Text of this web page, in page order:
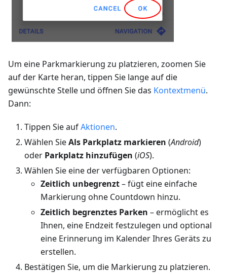
Um eine Parkmarkierung zu platzieren, zoomen Sie
auf der Karte heran, tippen Sie lange auf die
gewünschte Stelle und öffnen Sie das Kontextmenü.
Dann:
Tippen Sie aufAktionen.
Wählen SieAls Parkplatz markieren (Android)
oder Parkplatz hinzufügen (iOS).
Wählen Sie eine der verfügbaren Optionen:
Zeitlich unbegrenzt– fügt eine einfache
Markierung ohne Countdown hinzu.
Zeitlich begrenztes Parken – ermöglicht es
Ihnen, eine Endzeit festzulegen und optional
eine Erinnerung im Kalender Ihres Geräts zu
erstellen.
Bestätigen Sie, um die Markierung zu platzieren.